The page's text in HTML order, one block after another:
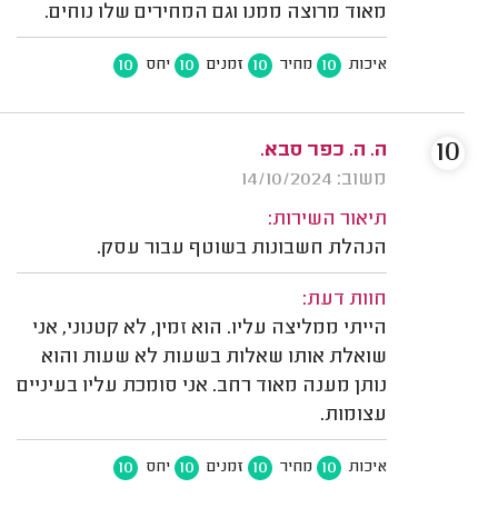
מאוד מרוצה ממנו וגם המחירים שלו נוחים.
איכות 10 מחיר 10 זמנים 10 יחס 10
ה. ה. כפר סבא.
משוב: 14/10/2024
תיאור השירות:
הנהלת חשבונות בשוטף עבור עסק.
חוות דעת:
הייתי ממליצה עליו. הוא זמין, לא קטנוני, אני
שואלת אותו שאלות בשעות לא שעות והוא
נותן מענה מאוד רחב. אני סומכת עליו בעיניים
עצומות.
איכות 10 מחיר 10 זמנים 10 יחס 10
10